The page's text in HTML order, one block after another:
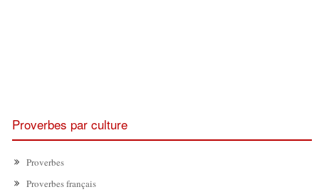
Proverbes par culture
Proverbes
Proverbes français